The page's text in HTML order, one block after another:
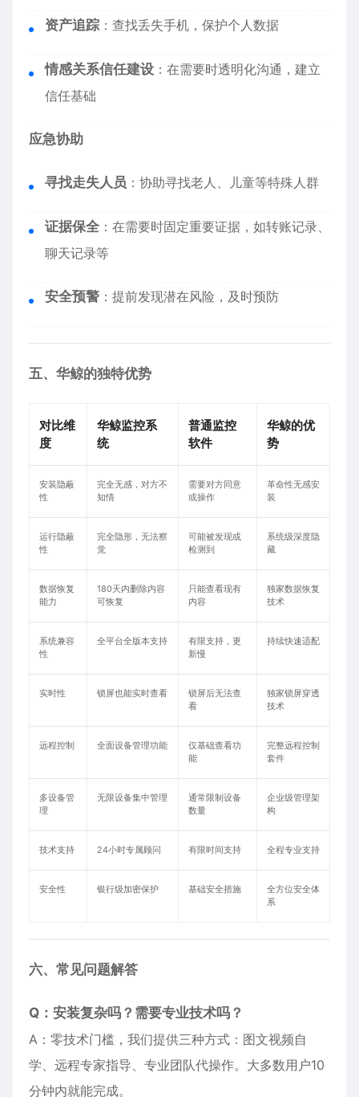
资产追踪 ：查找丢失手机，保护个人数据
情感关系信任建设 ：在需要时透明化沟通，建立
信任基础
应急协助
寻找走失人员 ：协助寻找老人、儿童等特殊人群
证据保全 ：在需要时固定重要证据，如转账记录、
聊天记录等
安全预警 ：提前发现潜在风险，及时预防
五、华鲸的独特优势
对比维
度
华鲸监控系
统
普通监控
软件
华鲸的优
势
安装隐蔽
性
完全无感，对方不
知情
需要对方同意
或操作
革命性无感安
装
运行隐蔽
性
完全隐形，无法察
觉
可能被发现或
检测到
系统级深度隐
藏
数据恢复
能力
180天内删除内容
可恢复
只能查看现有
内容
独家数据恢复
技术
系统兼容
性
全平台全版本支持
有限支持，更
新慢
持续快速适配
实时性 锁屏也能实时查看
锁屏后无法查
看
独家锁屏穿透
技术
远程控制 全面设备管理功能
仅基础查看功
能
完整远程控制
套件
多设备管
理
无限设备集中管理
通常限制设备
数量
企业级管理架
构
技术支持 24小时专属顾问 有限时间支持 全程专业支持
安全性 银行级加密保护 基础安全措施
全方位安全体
系
六、常见问题解答
Q：安装复杂吗？需要专业技术吗？
A：零技术门槛，我们提供三种方式：图文视频自
学、远程专家指导、专业团队代操作。大多数用户10
分钟内就能完成。